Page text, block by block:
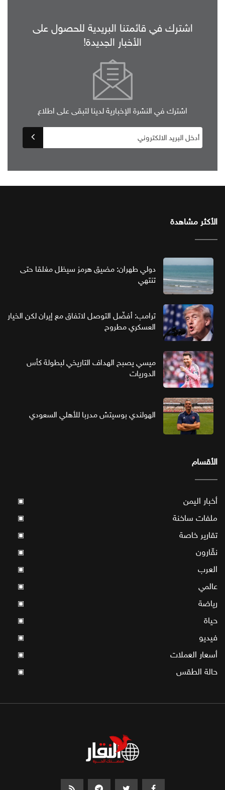
اشترك في قائمتنا البريدية للحصول على
الأخبار الجديدة!
اشترك في النشرة الإخبارية لدينا لتبقى على اطلاع
الأكثر مشاهدة
دولي طهران: مضيق هرمز سيظل مغلقا حتى
تنتهي
ترامب: أفضّل التوصل لاتفاق مع إيران لكن الخيار
العسكري مطروح
ميسي يصبح الهداف التاريخي لبطولة كأس
الدوريات
الهولندي بوسيتش مدربا للأهلي السعودي
الأقسام
أخبار اليمن ▣
ملفات ساخنة ▣
تقارير خاصة ▣
نقّارون ▣
العرب ▣
عالمي ▣
رياضة ▣
حياة ▣
فيديو ▣
أسعار العملات ▣
حالة الطقس ▣